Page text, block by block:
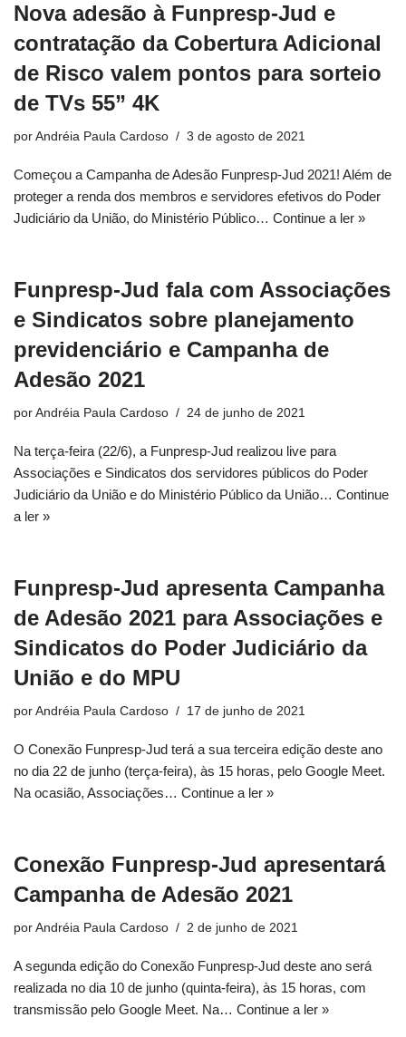
Nova adesão à Funpresp-Jud e
contratação da Cobertura Adicional
de Risco valem pontos para sorteio
de TVs 55” 4K
por Andréia Paula Cardoso 3 de agosto de 2021
Começou a Campanha de Adesão Funpresp-Jud 2021! Além de
proteger a renda dos membros e servidores efetivos do Poder
Judiciário da União, do Ministério Público… Continue a ler »
Funpresp-Jud fala com Associações
e Sindicatos sobre planejamento
previdenciário e Campanha de
Adesão 2021
por Andréia Paula Cardoso 24 de junho de 2021
Na terça-feira (22/6), a Funpresp-Jud realizou live para
Associações e Sindicatos dos servidores públicos do Poder
Judiciário da União e do Ministério Público da União… Continue
a ler »
Funpresp-Jud apresenta Campanha
de Adesão 2021 para Associações e
Sindicatos do Poder Judiciário da
União e do MPU
por Andréia Paula Cardoso 17 de junho de 2021
O Conexão Funpresp-Jud terá a sua terceira edição deste ano
no dia 22 de junho (terça-feira), às 15 horas, pelo Google Meet.
Na ocasião, Associações… Continue a ler »
Conexão Funpresp-Jud apresentará
Campanha de Adesão 2021
por Andréia Paula Cardoso 2 de junho de 2021
A segunda edição do Conexão Funpresp-Jud deste ano será
realizada no dia 10 de junho (quinta-feira), às 15 horas, com
transmissão pelo Google Meet. Na… Continue a ler »